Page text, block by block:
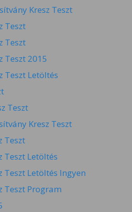
Kresz Teszt
Teszt
Teszt
Teszt 2015
Teszt Letöltés
Teszt
Kresz Teszt
Teszt
Teszt Letöltés
Teszt Letöltés Ingyen
Teszt Program